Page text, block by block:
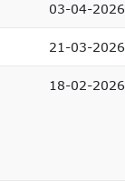
03-04-2026
21-03-2026
18-02-2026